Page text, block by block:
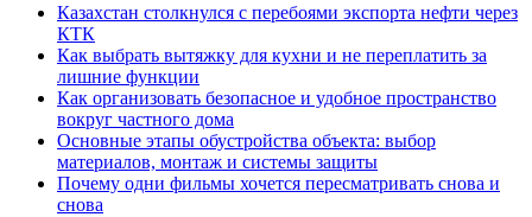
Казахстан столкнулся с перебоями экспорта нефти через
КТК
Как выбрать вытяжку для кухни и не переплатить за
лишние функции
Как организовать безопасное и удобное пространство
вокруг частного дома
Основные этапы обустройства объекта: выбор
материалов, монтаж и системы защиты
Почему одни фильмы хочется пересматривать снова и
снова